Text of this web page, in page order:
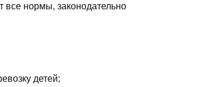
все нормы, законодательно
детей;